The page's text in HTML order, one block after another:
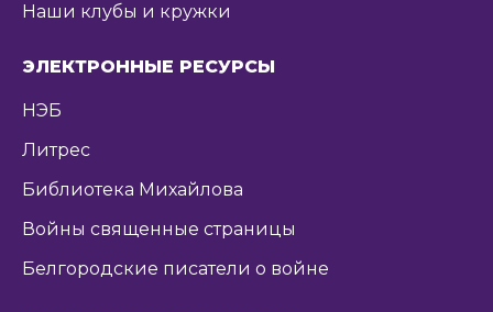
Наши клубы и кружки
ЭЛЕКТРОННЫЕ РЕСУРСЫ
НЭБ
Литрес
Библиотека Михайлова
Войны священные страницы
Белгородские писатели о войне